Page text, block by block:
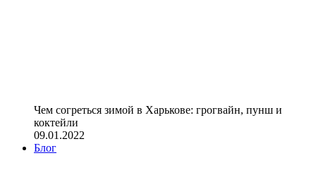
Чем согреться зимой в Харькове: грогвайн, пунш и
коктейли
09.01.2022
Блог